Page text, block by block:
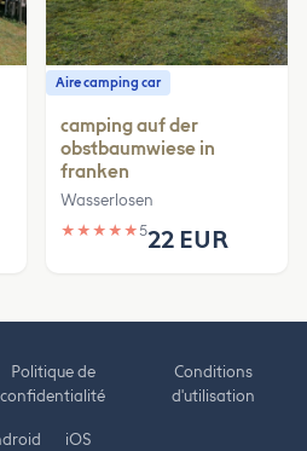
Aire camping car
camping auf der
obstbaumwiese in
franken
Wasserlosen
★ ★ ★ ★ ★522 EUR
Politique de
confidentialité
Conditions
d'utilisation
iOS